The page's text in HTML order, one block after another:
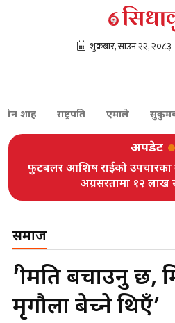
राष्ट्रपति एमाले सुकुमबासी
अपडेट
फुटबलर आशिष राईको उपचारका
अग्रसरतामा १२
समाज
‘श्रीमति बचाउनु
मृगौला बेच्ने थिएँ’